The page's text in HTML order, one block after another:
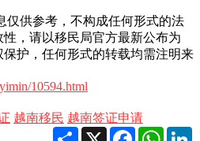
仅供参考，不构成任何形式的法
，请以移民局官方最新公布为
护，任何形式的转载均需注明来
10594.html
越南移民 越南签证申请
Share X Facebook